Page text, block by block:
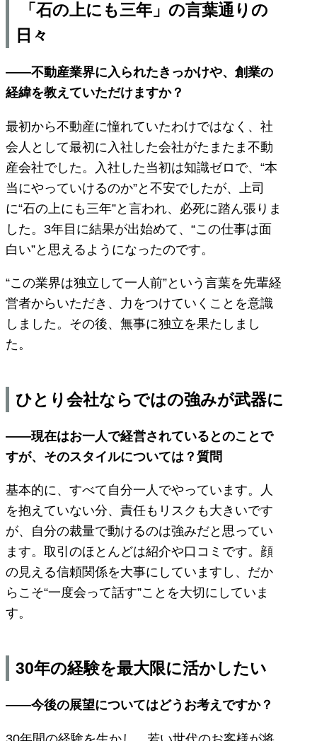
「石の上にも三年」の言葉通りの
日々
——不動産業界に入られたきっかけや、創業の
経緯を教えていただけますか？
最初から不動産に憧れていたわけではなく、社
会人として最初に入社した会社がたまたま不動
産会社でした。入社した当初は知識ゼロで、“本
当にやっていけるのか”と不安でしたが、上司
に“石の上にも三年”と言われ、必死に踏ん張りま
した。3年目に結果が出始めて、“この仕事は面
白い”と思えるようになったのです。
“この業界は独立して一人前”という言葉を先輩経
営者からいただき、力をつけていくことを意識
しました。その後、無事に独立を果たしまし
た。
ひとり会社ならではの強みが武器に
——現在はお一人で経営されているとのことで
すが、そのスタイルについては？質問
基本的に、すべて自分一人でやっています。人
を抱えていない分、責任もリスクも大きいです
が、自分の裁量で動けるのは強みだと思ってい
ます。取引のほとんどは紹介や口コミです。顔
の見える信頼関係を大事にしていますし、だか
らこそ“一度会って話す”ことを大切にしていま
す。
30年の経験を最大限に活かしたい
——今後の展望についてはどうお考えですか？